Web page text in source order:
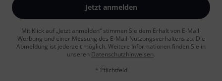
Jetzt anmelden
Mit Klick auf „Jetzt anmelden“ stimmen Sie dem Erhalt von E-Mail-
Werbung und einer Messung des E-Mail-Nutzungsverhaltens zu. Die
Abmeldung ist jederzeit möglich. Weitere Informationen finden Sie in
unseren Datenschutzhinweisen.
* Pflichtfeld